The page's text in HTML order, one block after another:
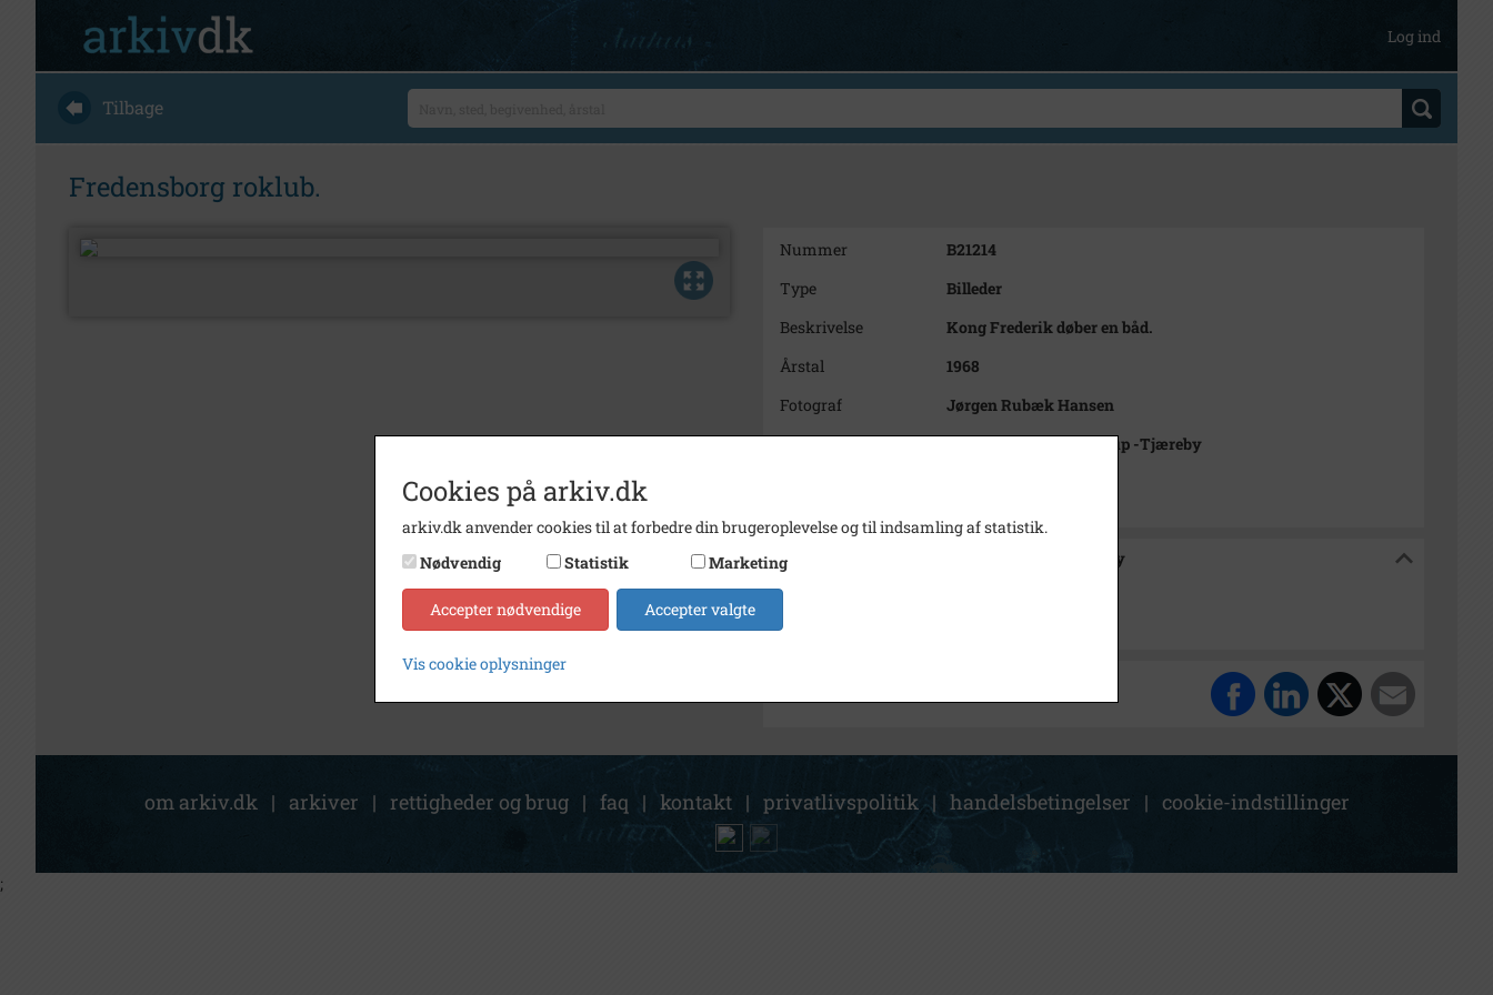
Log ind
Tilbage
Fredensborg roklub.
Nummer
B21214
Type
Billeder
Beskrivelse
Kong Frederik døber en båd.
Årstal
1968
Fotograf
Jørgen Rubæk Hansen
Arkiv
Lokalarkivet Alsønderup -Tjæreby
Søg videre i Lokalarkivet Alsønderup -Tjæreby
Kongehuset
Fredernborg roklub
om arkiv.dk | arkiver | rettigheder og brug | faq | kontakt | privatlivspolitik | handelsbetingelser | cookie-indstillinger
Cookies på arkiv.dk
arkiv.dk anvender cookies til at forbedre din brugeroplevelse og til indsamling af statistik.
Nødvendig
Statistik Marketing
Accepter nødvendige Accepter valgte
Vis cookie oplysninger
;